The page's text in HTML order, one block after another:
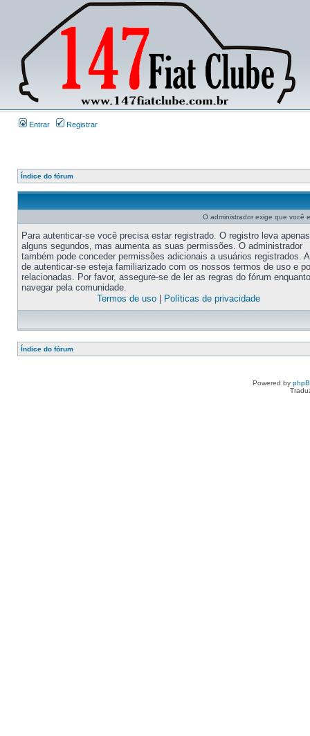
Entrar Registrar
Índice do fórum
O administrador exige que você
Para autenticar-se você precisa estar registrado. O registro leva apenas
alguns segundos, mas aumenta as suas permissões. O administrador
também pode conceder permissões adicionais a usuários registrados.
de autenticar-se esteja familiarizado com os nossos termos de uso e
relacionadas. Por favor, assegure-se de ler as regras do fórum enquanto
navegar pela comunidade.
Termos de uso| Políticas de privacidade
Índice do fórum
Powered by